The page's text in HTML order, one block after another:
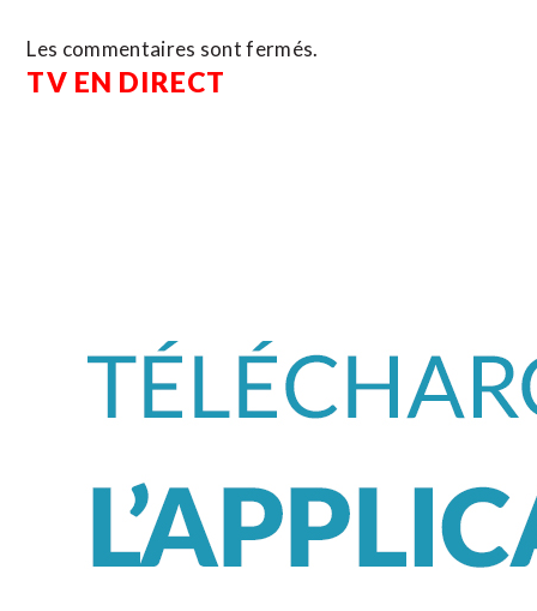
Les commentaires sont fermés.
TV EN DIRECT